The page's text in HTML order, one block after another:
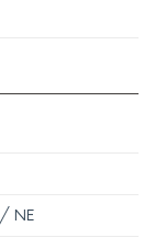
NE